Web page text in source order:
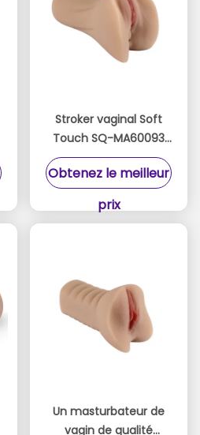
Stroker vaginal Soft
Touch SQ-MA60093
Xise avec canal
interne 3D réaliste
Obtenez le meilleur
prix
Un masturbateur de
vagin de qualité